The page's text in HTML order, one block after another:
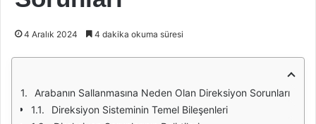
4 Aralık 2024 4 dakika okuma süresi
Arabanın Sallanmasına Neden Olan Direksiyon Sorunları
Direksiyon Sisteminin Temel Bileşenleri